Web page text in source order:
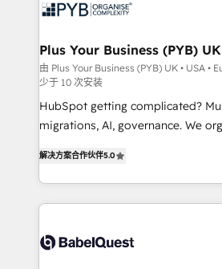
drive results.
professional services, financial
Town, Dubai & London. 500+ HubSpot CRM
implementations delivered. AI
across ChatGPT, Claude,
Google AI Overviews. HubSpot Impact Award -
Customer First HubSpot Impact
Migration Excellence HubSpot
Platform Excellence 40+ full-time HubSpot
professionals. 100s of certifications and
Plus Your Business (PYB)
由 Plus Your Business (PYB) UK • USA •
少于 10 次安装
HubSpot getting complicated?
migrations, AI, governance. We organise that
Welcome to our Profile! We help with: •
implementation, reports,
training • CRM migration from
custom API integrations • AI
解决方案合作伙伴5.0